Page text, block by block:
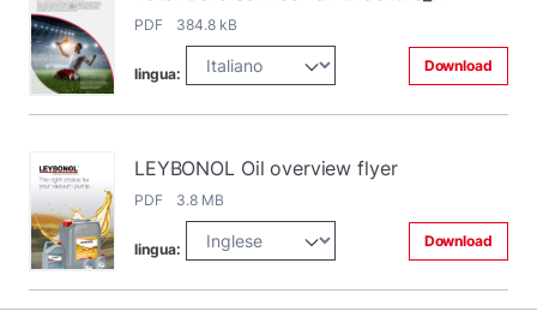
PDF 384.8 kB
lingua: Download
LEYBONOL Oil overview flyer
PDF 3.8 MB
lingua: Download